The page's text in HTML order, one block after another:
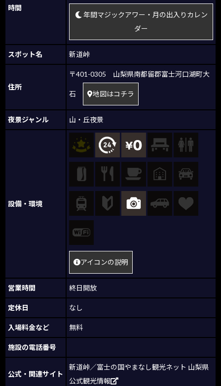
時間
年間マジックアワー・月の出入りカレン
ダー
スポット名 新道峠
住所
〒401-0305 山梨県南都留郡富士河口湖町大
石 地図はコチラ
夜景ジャンル 山・丘夜景
設備・環境
アイコンの説明
営業時間 終日開放
定休日 なし
入場料金など 無料
施設の電話番号
公式・関連サイト
新道峠／富士の国やまなし観光ネット 山梨県
公式観光情報